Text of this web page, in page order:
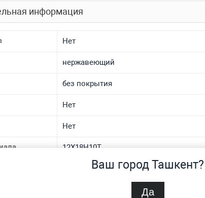
Ваш город Ташкент?
Да
информация
Нет
нержавеющий
без покрытия
Нет
Нет
12Х18Н10Т
Р 51393-99